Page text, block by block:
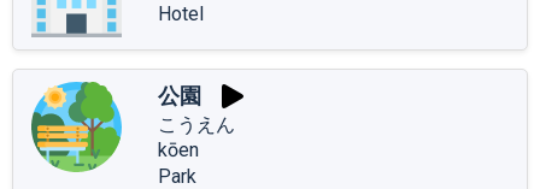
Hotel
公園
こうえん
kōen
Park